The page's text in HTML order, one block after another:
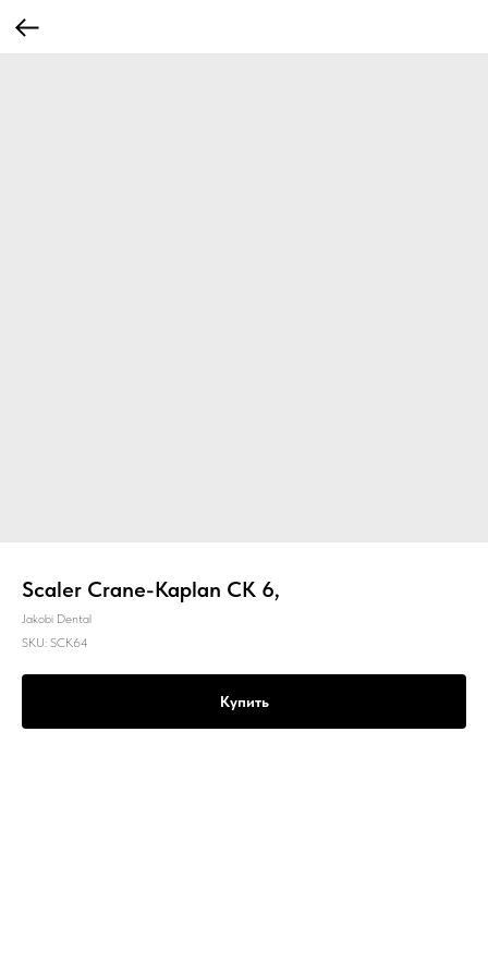
Scaler Crane-Kaplan CK 6,
Jakobi Dental
SKU: SCK64
Купить